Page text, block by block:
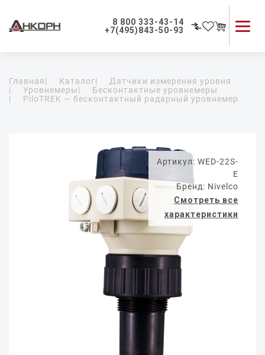
8 800 333-43-14
+7(495)843-50-93
Применение приборов
Как мы работаем
Главная| Каталог|
Датчики измерения уровня
|
Уровнемеры|
Бесконтактные уровнемеры
|
PiloTREK — бесконтактный радарный уровнемер
Артикул: WED-22S-
E
Бренд: Nivelco
Смотреть все
характеристики